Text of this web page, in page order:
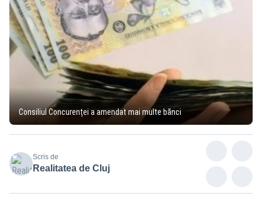
Consiliul Concurenței a amendat mai multe bănci
Scris de
Realitatea de Cluj